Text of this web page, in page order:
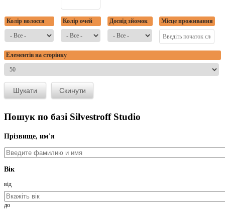
Колір волосся Колір очей Досвід зйомок Місце проживання
Елементів на сторінку
Пошук по базі Silvestroff Studio
Прізвище, им'я
Вік
від
до